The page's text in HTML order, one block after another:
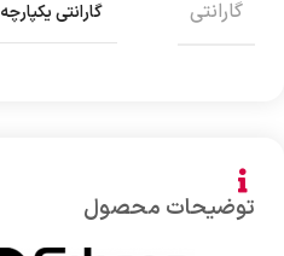
توضیحات محصول
گارانتی گارانتی یکپارچه 36 ماهه داده پرداز رایانه متین